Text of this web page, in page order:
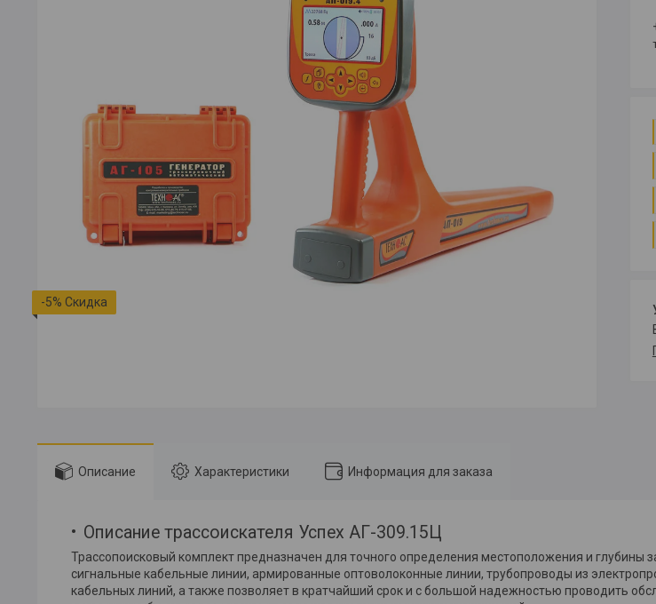
-5%
Описание Характеристики Информация для заказа
Описание трассоискателя Успех АГ-309.15Ц
Трассопоисковый комплект предназначен для точного определения местоположения и глубины
сигнальные кабельные линии, армированные оптоволоконные линии, трубопроводы из
кабельных линий, а также позволяет в кратчайший срок и с большой надежностью проводить